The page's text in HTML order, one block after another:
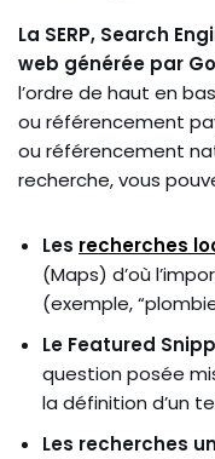
La SERP, Search
web générée par
l’ordre de haut en
ou référencement
ou référencement
recherche, vous
Les recherches
(Maps) d’où
(exemple,
Le Featured
question posée
la définition d’un
Les recherches